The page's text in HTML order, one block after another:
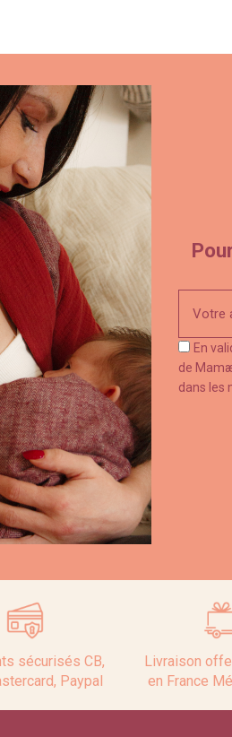
En
de
dans les
sécurisés CB,
Paypal
Livraison
en France